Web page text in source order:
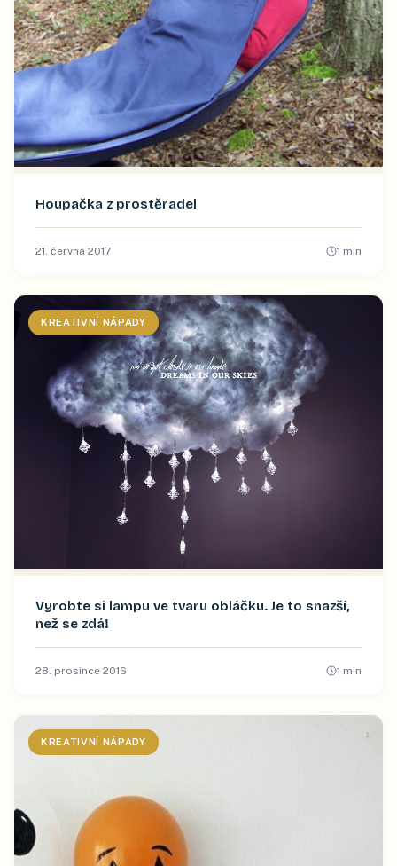
Houpačka z prostěradel
21. června 2017 1 min
KREATIVNÍ NÁPADY
Vyrobte si lampu ve tvaru obláčku. Je to snazší,
než se zdá!
28. prosince 2016 1 min
KREATIVNÍ NÁPADY